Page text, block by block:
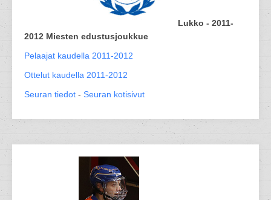
Lukko - 2011-
2012 Miesten edustusjoukkue
Pelaajat kaudella 2011-2012
Ottelut kaudella 2011-2012
Seuran tiedot - Seuran kotisivut